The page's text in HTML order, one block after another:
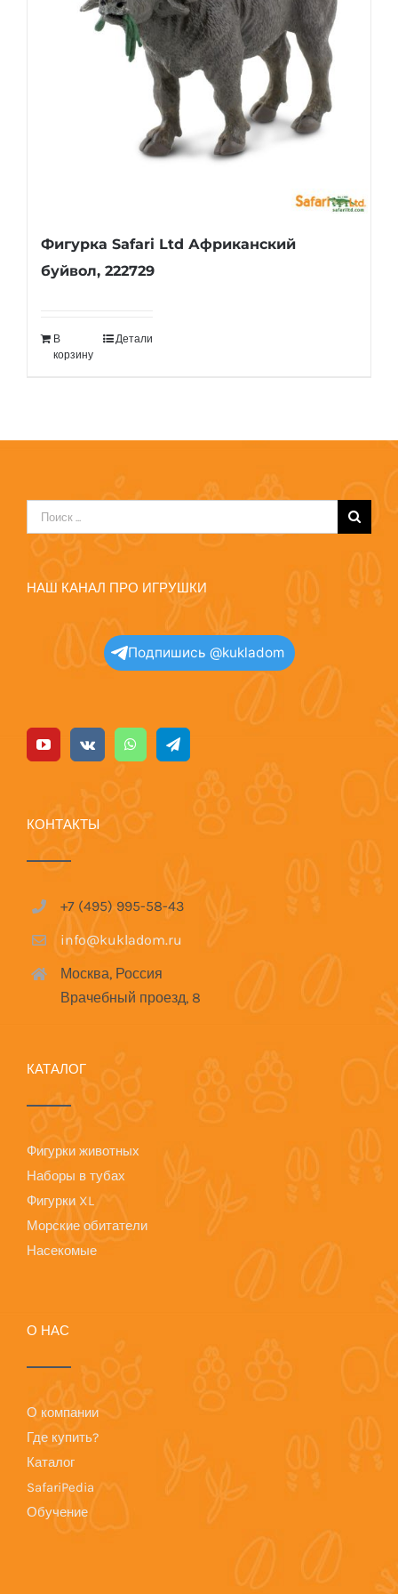
Фигурка Safari Ltd Африканский
буйвол, 222729
В
корзину
Детали
Результат
поиска:
НАШ КАНАЛ ПРО ИГРУШКИ
Подпишись @kukladom
КОНТАКТЫ
+7 (495) 995-58-43
info@kukladom.ru
Москва, Россия
Врачебный проезд, 8
КАТАЛОГ
Фигурки животных
Наборы в тубах
Фигурки XL
Морские обитатели
Насекомые
О НАС
О компании
Где купить?
Каталог
SafariPedia
Обучение